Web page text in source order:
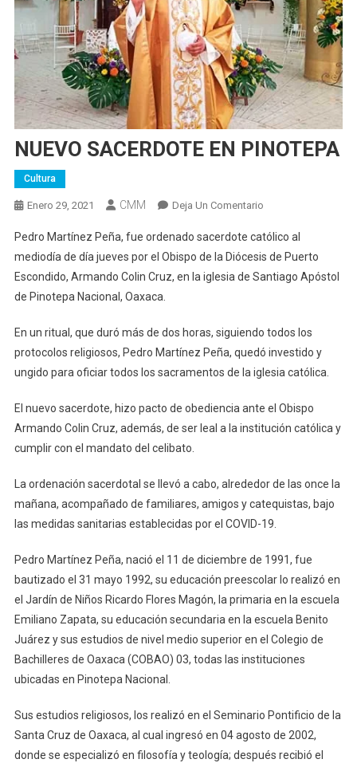
NUEVO SACERDOTE EN PINOTEPA
Cultura
Enero 29, 2021 CMM Deja Un ComentarioEn
SACERDOTE
EN
PINOTEPA
Pedro Martínez Peña, fue ordenado sacerdote católico al
mediodía de día jueves por el Obispo de la Diócesis de Puerto
Escondido, Armando Colin Cruz, en la iglesia de Santiago Apóstol
de Pinotepa Nacional, Oaxaca.
En un ritual, que duró más de dos horas, siguiendo todos los
protocolos religiosos, Pedro Martínez Peña, quedó investido y
ungido para oficiar todos los sacramentos de la iglesia católica.
El nuevo sacerdote, hizo pacto de obediencia ante el Obispo
Armando Colin Cruz, además, de ser leal a la institución católica y
cumplir con el mandato del celibato.
La ordenación sacerdotal se llevó a cabo, alrededor de las once la
mañana, acompañado de familiares, amigos y catequistas, bajo
las medidas sanitarias establecidas por el COVID-19.
Pedro Martínez Peña, nació el 11 de diciembre de 1991, fue
bautizado el 31 mayo 1992, su educación preescolar lo realizó en
el Jardín de Niños Ricardo Flores Magón, la primaria en la escuela
Emiliano Zapata, su educación secundaria en la escuela Benito
Juárez y sus estudios de nivel medio superior en el Colegio de
Bachilleres de Oaxaca (COBAO) 03, todas las instituciones
ubicadas en Pinotepa Nacional.
Sus estudios religiosos, los realizó en el Seminario Pontificio de la
Santa Cruz de Oaxaca, al cual ingresó en 04 agosto de 2002,
donde se especializó en filosofía y teología; después recibió el